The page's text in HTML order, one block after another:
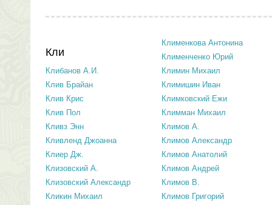
Кли
Клибанов А.И.
Клив Брайан
Клив Крис
Клив Пол
Кливз Энн
Кливленд Джоанна
Клиер Дж.
Клизовский А.
Клизовский Александр
Кликин Михаил
Клименкова Антонина
Клименченко Юрий
Климин Михаил
Климишин Иван
Климковский Ежи
Климман Михаил
Климов А.
Климов Александр
Климов Анатолий
Климов Андрей
Климов В.
Климов Григорий